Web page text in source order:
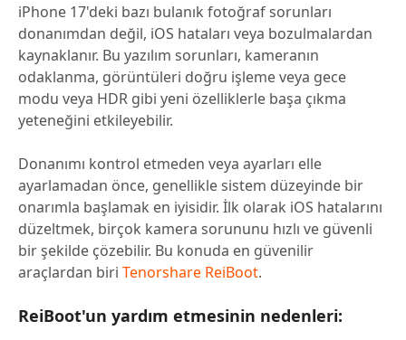
iPhone 17'deki bazı bulanık fotoğraf sorunları
donanımdan değil, iOS hataları veya bozulmalardan
kaynaklanır. Bu yazılım sorunları, kameranın
odaklanma, görüntüleri doğru işleme veya gece
modu veya HDR gibi yeni özelliklerle başa çıkma
yeteneğini etkileyebilir.
Donanımı kontrol etmeden veya ayarları elle
ayarlamadan önce, genellikle sistem düzeyinde bir
onarımla başlamak en iyisidir. İlk olarak iOS hatalarını
düzeltmek, birçok kamera sorununu hızlı ve güvenli
bir şekilde çözebilir. Bu konuda en güvenilir
araçlardan biri Tenorshare ReiBoot.
ReiBoot'un yardım etmesinin nedenleri: